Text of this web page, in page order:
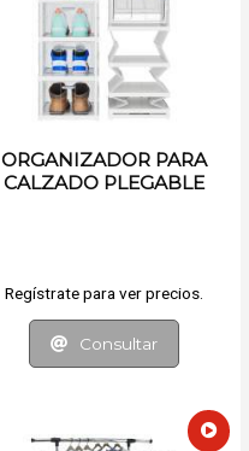
ORGANIZADOR PARA
CALZADO PLEGABLE
Regístrate para ver precios.
Consultar